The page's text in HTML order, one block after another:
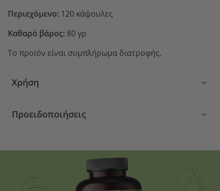
Περιεχόμενο: 120 κάψουλες
Καθαρό βάρος: 80 γρ
Το προϊόν είναι συμπλήρωμα διατροφής.
Χρήση
Προειδοποιήσεις